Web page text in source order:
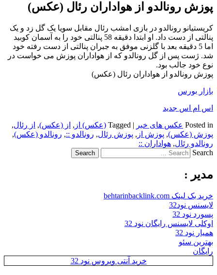
پوزش رونالدو از هواداران رئال (عکس)
کریستیانو رونالدو در بازی امشب رئال مقابل سویا یک گل زد و یک
پنالتی از دست داد. او ابتدا دقیقه 58 پنالتی خود را به آسمان کوبید
اما 5 دقیقه بعد با گلزنی موفق به جبران پنالتی از دست رفته خود
شد. ژست پس از گل رونالدو که از هواداران پوزش می خواست در
نوع خود جالب بود.
پوزش رونالدو از هواداران رئال (عکس)
بازار بورس
اس ام اس جدید
Posted in عکس های خبر |
Tagged (عکس) از , از (عکس), از رئال,
پوزش (عکس), پوزش از , پوزش رئال, رونالدو ::, رونالدو (عکس),
رونالدو رئال, هواداران ::
Search
مدیر :
خرید بک لینک behtarinbacklink.com
لایسنس نود32
پسورد نود 32
اوکلی لایسنس رایگان نود 32
همیار نود 32
بهترین سئو
رایگان
خرید آنتی ویروس نود 32